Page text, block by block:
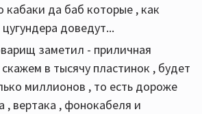
да баб которые , как
доведут...
заметил - приличная
в тысячу пластинок , будет
миллионов , то есть дороже
, вертака , фонокабеля и